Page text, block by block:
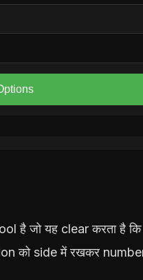
जो यह clear करता है कि
को side में रखकर